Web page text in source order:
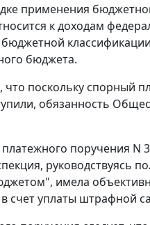
применения
к доходам
бюджета.
поскольку спорный
обязанность
поручения N
руководствуясь
имела
счет уплаты штрафной